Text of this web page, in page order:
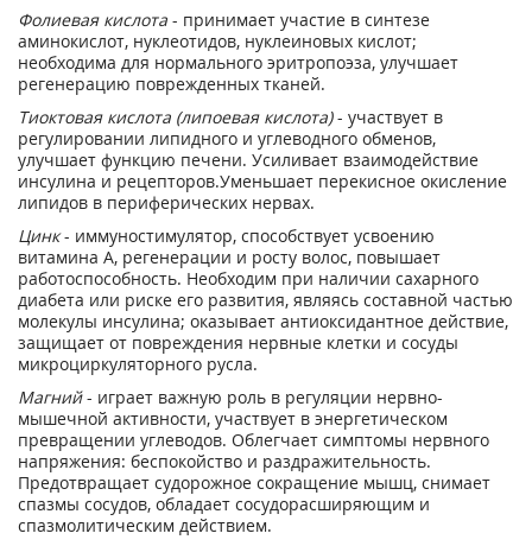
Фолиевая кислота - принимает участие в синтезе
аминокислот, нуклеотидов, нуклеиновых кислот;
необходима для нормального эритропоэза, улучшает
регенерацию поврежденных тканей.
Тиоктовая кислота (липоевая кислота)- участвует в
регулировании липидного и углеводного обменов,
улучшает функцию печени. Усиливает взаимодействие
инсулина и рецепторов.Уменьшает перекисное окисление
липидов в периферических нервах.
Цинк- иммуностимулятор, способствует усвоению
витамина А, регенерации и росту волос, повышает
работоспособность. Необходим при наличии сахарного
диабета или риске его развития, являясь составной частью
молекулы инсулина; оказывает антиоксидантное действие,
защищает от повреждения нервные клетки и сосуды
микроциркуляторного русла.
Магний- играет важную роль в регуляции нервно-
мышечной активности, участвует в энергетическом
превращении углеводов. Облегчает симптомы нервного
напряжения: беспокойство и раздражительность.
Предотвращает судорожное сокращение мышц, снимает
спазмы сосудов, обладает сосудорасширяющим и
спазмолитическим действием.